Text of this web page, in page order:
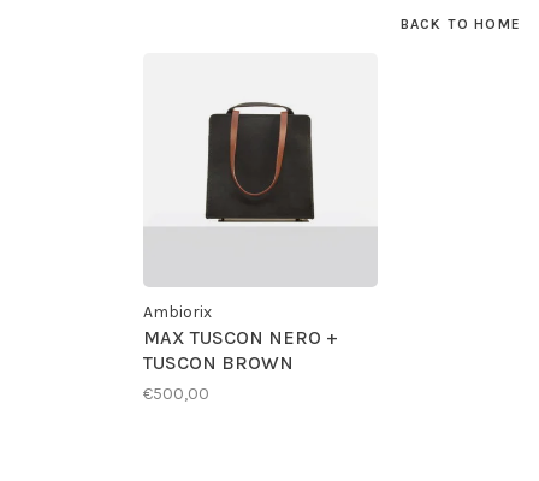
BACK TO HOME
Ambiorix
MAX TUSCON NERO +
TUSCON BROWN
€500,00